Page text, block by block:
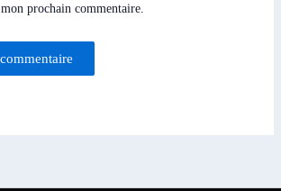
prochain commentaire.